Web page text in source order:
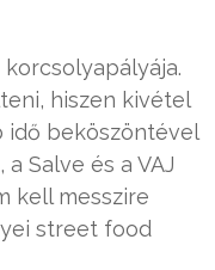
hiszen kivétel
idő beköszöntével
Salve és a VAJ
kell messzire
street food